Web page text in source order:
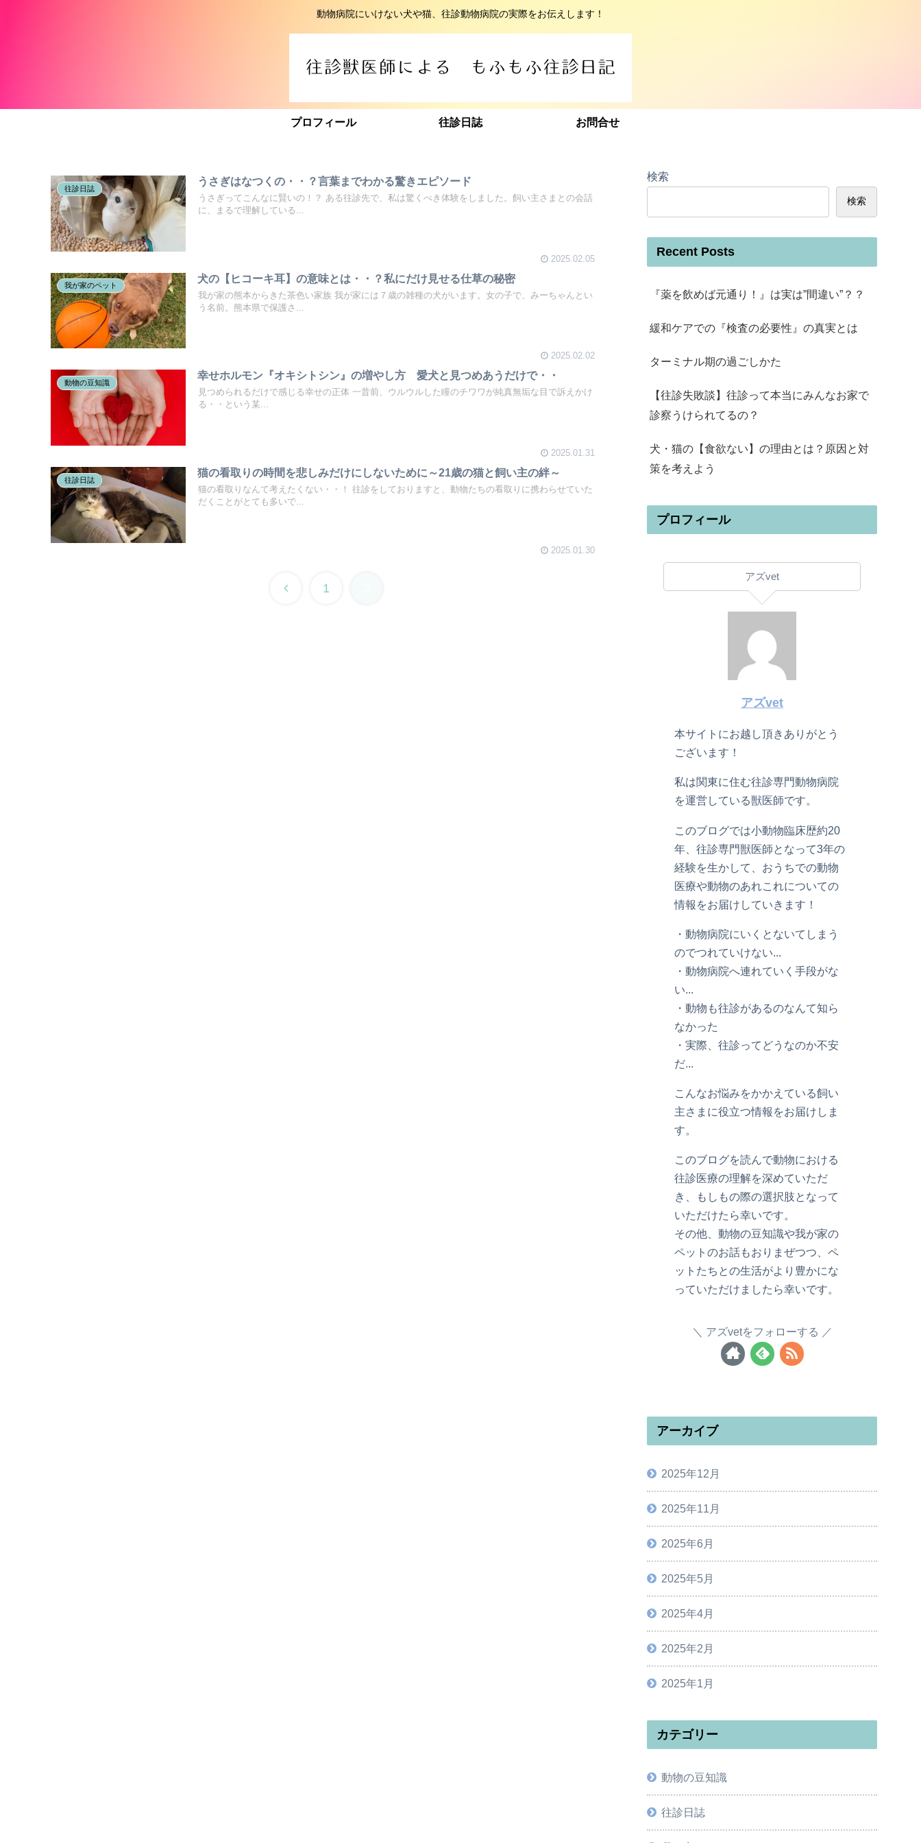
動物病院にいけない犬や猫、往診動物病院の実際をお伝えします！
プロフィール 往診日誌 お問合せ
往診日誌
うさぎはなつくの・・？言葉までわかる驚きエピソード
うさぎってこんなに賢いの！？ ある往診先で、私は驚くべき体験をしました。飼い主さまとの会話
に、まるで理解している...
2025.02.05
我が家のペット
犬の【ヒコーキ耳】の意味とは・・？私にだけ見せる仕草の秘密
我が家の熊本からきた茶色い家族 我が家には７歳の雑種の犬がいます。女の子で、みーちゃんとい
う名前。熊本県で保護さ...
2025.02.02
動物の豆知識
幸せホルモン『オキシトシン』の増やし方 愛犬と見つめあうだけで・・
見つめられるだけで感じる幸せの正体 一昔前、ウルウルした瞳のチワワが純真無垢な目で訴えかけ
る・・という某...
2025.01.31
往診日誌
猫の看取りの時間を悲しみだけにしないために～21歳の猫と飼い主の絆～
猫の看取りなんて考えたくない・・！ 往診をしておりますと、動物たちの看取りに携わらせていた
だくことがとても多いで...
2025.01.30
1
検索
検索
Recent Posts
『薬を飲めば元通り！』は実は”間違い”？？
緩和ケアでの『検査の必要性』の真実とは
ターミナル期の過ごしかた
【往診失敗談】往診って本当にみんなお家で
診察うけられてるの？
犬・猫の【食欲ない】の理由とは？原因と対
策を考えよう
プロフィール
アズvet
アズvet
本サイトにお越し頂きありがとう
ございます！
私は関東に住む往診専門動物病院
を運営している獣医師です。
このブログでは小動物臨床歴約20
年、往診専門獣医師となって3年の
経験を生かして、おうちでの動物
医療や動物のあれこれについての
情報をお届けしていきます！
・動物病院にいくとないてしまう
のでつれていけない...
・動物病院へ連れていく手段がな
い...
・動物も往診があるのなんて知ら
なかった
・実際、往診ってどうなのか不安
だ...
こんなお悩みをかかえている飼い
主さまに役立つ情報をお届けしま
す。
このブログを読んで動物における
往診医療の理解を深めていただ
き、もしもの際の選択肢となって
いただけたら幸いです。
その他、動物の豆知識や我が家の
ペットのお話もおりまぜつつ、ペ
ットたちとの生活がより豊かにな
っていただけましたら幸いです。
アズvetをフォローする
アーカイブ
2025年12月
2025年11月
2025年6月
2025年5月
2025年4月
2025年2月
2025年1月
カテゴリー
動物の豆知識
往診日誌